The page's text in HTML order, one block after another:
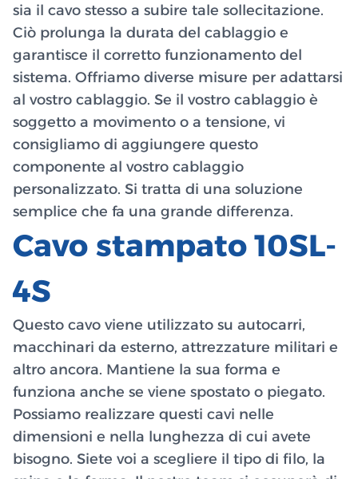
sia il cavo stesso a subire tale sollecitazione.
Ciò prolunga la durata del cablaggio e
garantisce il corretto funzionamento del
sistema. Offriamo diverse misure per adattarsi
al vostro cablaggio. Se il vostro cablaggio è
soggetto a movimento o a tensione, vi
consigliamo di aggiungere questo
componente al vostro cablaggio
personalizzato. Si tratta di una soluzione
semplice che fa una grande differenza.
Cavo stampato 10SL-
4S
Questo cavo viene utilizzato su autocarri,
macchinari da esterno, attrezzature militari e
altro ancora. Mantiene la sua forma e
funziona anche se viene spostato o piegato.
Possiamo realizzare questi cavi nelle
dimensioni e nella lunghezza di cui avete
bisogno. Siete voi a scegliere il tipo di filo, la